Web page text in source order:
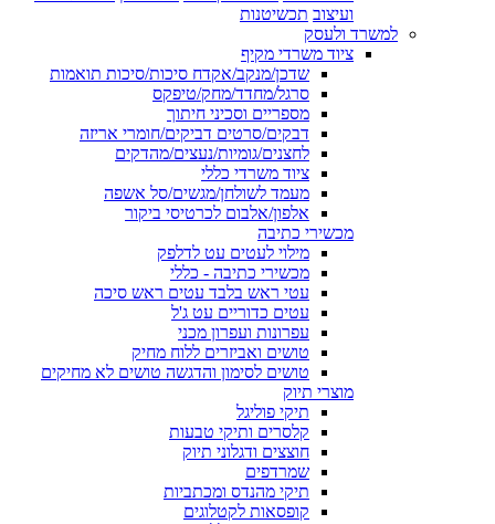
ועיצוב תכשיטנות
למשרד ולעסק
ציוד משרדי מקיף
שדכן/מנקב/אקדח סיכות/סיכות תואמות
סרגל/מחדד/מחק/טיפקס
מספריים וסכיני חיתוך
דבקים/סרטים דביקים/חומרי אריזה
לחצנים/גומיות/נעצים/מהדקים
ציוד משרדי כללי
מעמד לשולחן/מגשים/סל אשפה
אלפון/אלבום לכרטיסי ביקור
מכשירי כתיבה
מילוי לעטים עט לדלפק
מכשירי כתיבה - כללי
עטי ראש בלבד עטים ראש סיכה
עטים כדוריים עט ג'ל
עפרונות ועפרון מכני
טושים ואביזרים ללוח מחיק
טושים לסימון והדגשה טושים לא מחיקים
מוצרי תיוק
תיקי פוליגל
קלסרים ותיקי טבעות
חוצצים ודגלוני תיוק
שמרדפים
תיקי מהנדס ומכתביות
קופסאות לקטלוגים